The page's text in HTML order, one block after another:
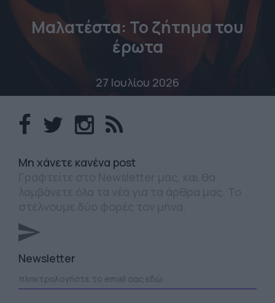
Μαλατέστα: Το ζήτημα του
έρωτα
27 Ιουλίου 2026
Mη χάνετε κανένα post
Newsletter